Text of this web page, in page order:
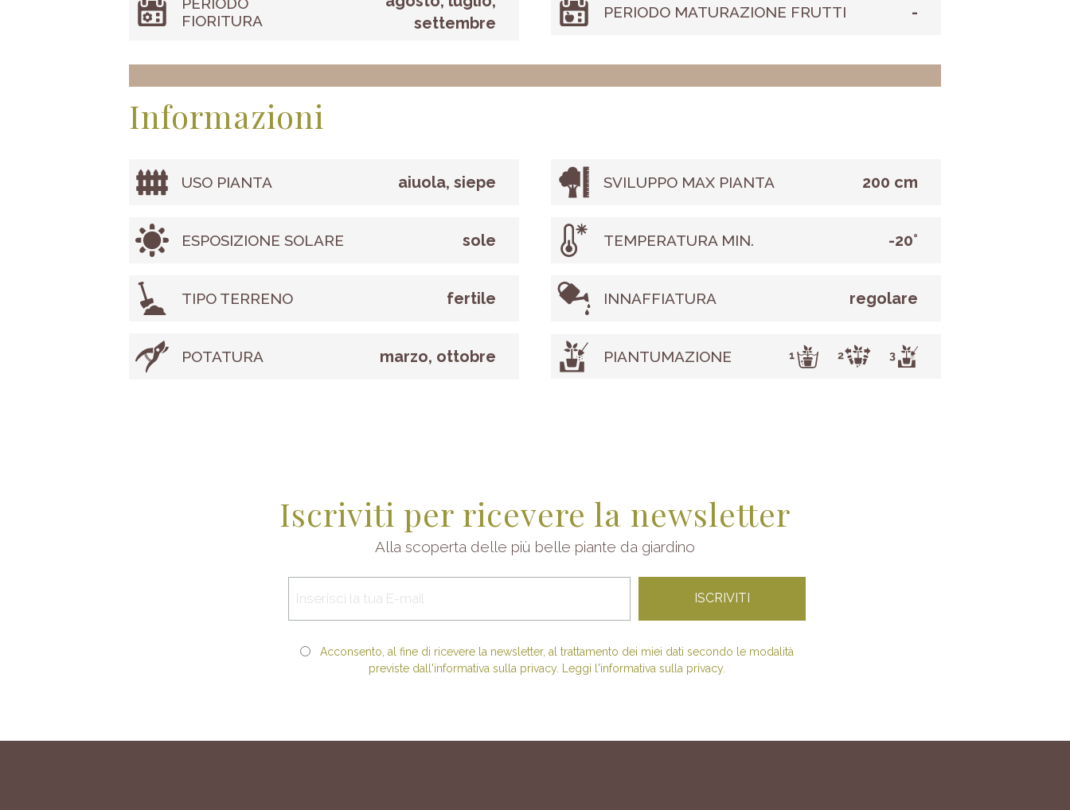
FIORITURA
settembre
PERIODO MATURAZIONE FRUTTI -
Informazioni
USO PIANTA aiuola, siepe SVILUPPO MAX PIANTA 200 cm
ESPOSIZIONE SOLARE sole TEMPERATURA MIN. -20°
TIPO TERRENO fertile INNAFFIATURA regolare
POTATURA marzo, ottobre PIANTUMAZIONE
Iscriviti per ricevere la newsletter
Alla scoperta delle più belle piante da giardino
Acconsento, al fine di ricevere la newsletter, al trattamento dei miei dati secondo le modalità
previste dall'informativa sulla privacy. Leggi l'informativa sulla privacy.